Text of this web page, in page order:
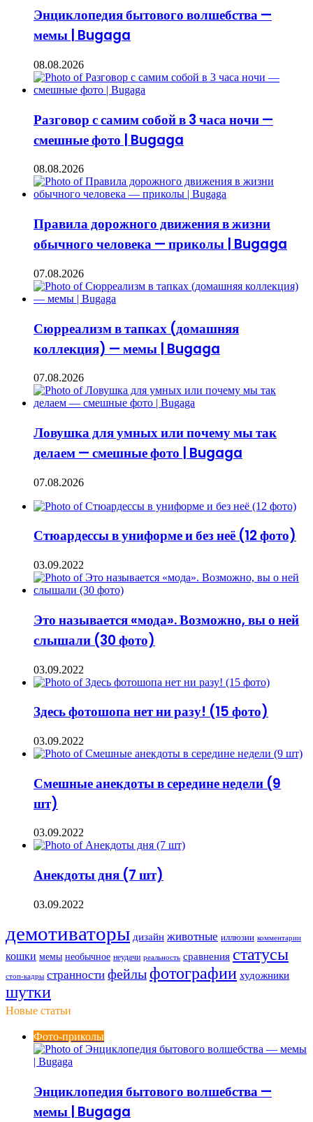
Энциклопедия бытового волшебства —
мемы | Bugaga
08.08.2026
Разговор с самим собой в 3 часа ночи —
смешные фото | Bugaga
08.08.2026
Правила дорожного движения в жизни
обычного человека — приколы | Bugaga
07.08.2026
Сюрреализм в тапках (домашняя
коллекция) — мемы | Bugaga
07.08.2026
Ловушка для умных или почему мы так
делаем — смешные фото | Bugaga
07.08.2026
Стюардессы в униформе и без неё (12 фото)
03.09.2022
Это называется «мода». Возможно, вы о ней
слышали (30 фото)
03.09.2022
Здесь фотошопа нет ни разу! (15 фото)
03.09.2022
Смешные анекдоты в середине недели (9
шт)
03.09.2022
Анекдоты дня (7 шт)
03.09.2022
демотиваторы дизайн животные иллюзии комментарии
кошки мемы необычное неудачи реальность сравнения статусы
стоп-кадры странности фейлыфотографии художники
шутки
Новые статьи
Фото-приколы
Энциклопедия бытового волшебства —
мемы | Bugaga